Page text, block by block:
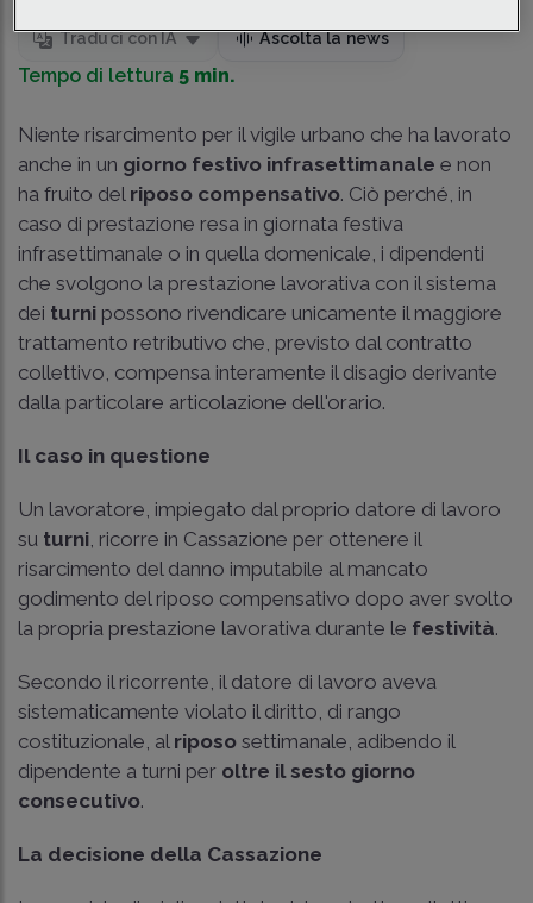
Traduci con IA Ascolta la news
Tempo di lettura 5 min.
Niente risarcimento per il vigile urbano che ha lavorato
anche in un giorno festivo infrasettimanale e non
ha fruito del riposo compensativo. Ciò perché, in
caso di prestazione resa in giornata festiva
infrasettimanale o in quella domenicale, i dipendenti
che svolgono la prestazione lavorativa con il sistema
dei turni possono rivendicare unicamente il maggiore
trattamento retributivo che, previsto dal contratto
collettivo, compensa interamente il disagio derivante
dalla particolare articolazione dell'orario.
Il caso in questione
Un lavoratore, impiegato dal proprio datore di lavoro
su turni, ricorre in Cassazione per ottenere il
risarcimento del danno imputabile al mancato
godimento del riposo compensativo dopo aver svolto
la propria prestazione lavorativa durante le festività.
Secondo il ricorrente, il datore di lavoro aveva
sistematicamente violato il diritto, di rango
costituzionale, al riposo settimanale, adibendo il
dipendente a turni per oltre il sesto giorno
consecutivo.
La decisione della Cassazione